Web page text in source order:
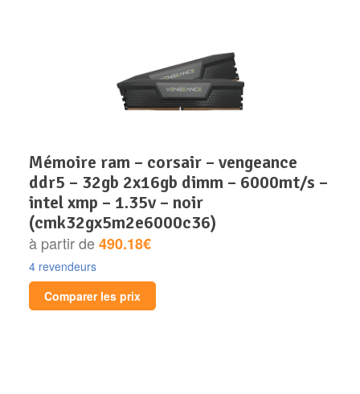
mémoire ram – corsair – vengeance
ddr5 – 32gb 2x16gb dimm – 6000mt/s –
intel xmp – 1.35v – noir
(cmk32gx5m2e6000c36)
à partir de490.18€
4 revendeurs
Comparer les prix